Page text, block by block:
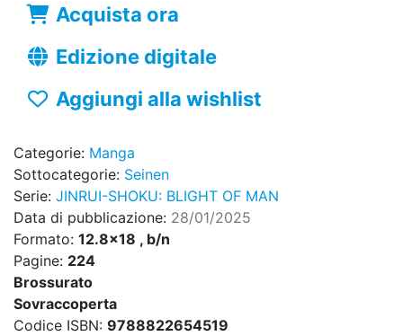
Acquista ora
Edizione digitale
Aggiungi alla wishlist
Categorie: Manga
Sottocategorie: Seinen
Serie: JINRUI-SHOKU: BLIGHT OF MAN
Data di pubblicazione: 28/01/2025
Formato: 12.8x18 , b/n
Pagine: 224
Brossurato
Sovraccoperta
Codice ISBN: 9788822654519